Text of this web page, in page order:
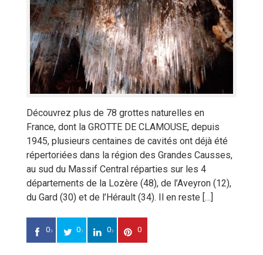
Découvrez plus de 78 grottes naturelles en
France, dont la GROTTE DE CLAMOUSE, depuis
1945, plusieurs centaines de cavités ont déjà été
répertoriées dans la région des Grandes Causses,
au sud du Massif Central réparties sur les 4
départements de la Lozère (48), de l’Aveyron (12),
du Gard (30) et de l’Hérault (34). Il en reste […]
0 0 0 0